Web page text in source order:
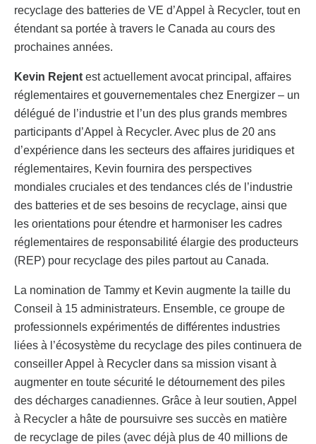
recyclage des batteries de VE d’Appel à Recycler, tout en
étendant sa portée à travers le Canada au cours des
prochaines années.
Kevin Rejent est actuellement avocat principal, affaires
réglementaires et gouvernementales chez Energizer – un
délégué de l’industrie et l’un des plus grands membres
participants d’Appel à Recycler. Avec plus de 20 ans
d’expérience dans les secteurs des affaires juridiques et
réglementaires, Kevin fournira des perspectives
mondiales cruciales et des tendances clés de l’industrie
des batteries et de ses besoins de recyclage, ainsi que
les orientations pour étendre et harmoniser les cadres
réglementaires de responsabilité élargie des producteurs
(REP) pour recyclage des piles partout au Canada.
La nomination de Tammy et Kevin augmente la taille du
Conseil à 15 administrateurs. Ensemble, ce groupe de
professionnels expérimentés de différentes industries
liées à l’écosystème du recyclage des piles continuera de
conseiller Appel à Recycler dans sa mission visant à
augmenter en toute sécurité le détournement des piles
des décharges canadiennes. Grâce à leur soutien, Appel
à Recycler a hâte de poursuivre ses succès en matière
de recyclage de piles (avec déjà plus de 40 millions de